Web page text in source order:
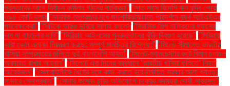
প্রস্তাবের আগে নির্বাচন কমিশন গঠনের প্রক্রিয়া" "সাত মাসে বিদেশি ঋণ বৃদ্ধি পেয়ে
৩৯৪ কোটি ডলার "সামরিক তৎপরতার মুখে জাপোরিঝঝিয়াতে পরিদর্শনে ব্যর্থ আইএইএর
পর্যবেক্ষকেরা" "সিটিকে আরও ডুবিয়ে সালাহ বললেন "সিরামিক শিল্প মালিকদের গ্যাসের
দাম না বাড়ানোর দাবি" "সিরিয়ায় আইএসের পুনরুত্থানের ঝুঁকি দ্বিগুণ হয়েছে" "সিরিয়ায়
কারা কোন এলাকা নিয়ন্ত্রণ করছে: সম্পূর্ণ মানচিত্র বিশ্লেষণ" "সিলেট সীমান্তে ভারতীয়
খাসিয়া সম্প্রদায়ের গুলিতে দুই বাংলাদেশি আহত" "সিলেট-ম্যানচেস্টার রুটে বিমান চলাচল
অব্যাহত রাখার আহ্বান" "সিলেটে এক দিনের ব্যবধানে ‘ভারতীয় খাসিয়া গু‌লিতে’ নিহত
আরেকজন" "সেনাবাহিনীকে ধৈর্যের সঙ্গে কাজ করতে হবে নির্বাচিত সরকার আসা পর্যন্ত:
সাভারে সেনাপ্রধান" "সোনার কমোড চুরির অভিযোগে চক্রের সদস্যরা দোষী সাব্যস্ত"